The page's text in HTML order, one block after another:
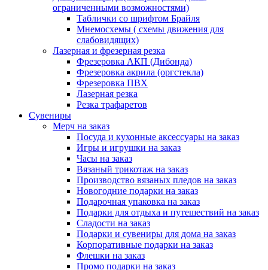
ограниченными возможностями)
Таблички со шрифтом Брайля
Мнемосхемы ( схемы движения для
слабовидящих)
Лазерная и фрезерная резка
Фрезеровка АКП (Дибонда)
Фрезеровка акрила (оргстекла)
Фрезеровка ПВХ
Лазерная резка
Резка трафаретов
Сувениры
Мерч на заказ
Посуда и кухонные аксессуары на заказ
Игры и игрушки на заказ
Часы на заказ
Вязаный трикотаж на заказ
Производство вязаных пледов на заказ
Новогодние подарки на заказ
Подарочная упаковка на заказ
Подарки для отдыха и путешествий на заказ
Сладости на заказ
Подарки и сувениры для дома на заказ
Корпоративные подарки на заказ
Флешки на заказ
Промо подарки на заказ